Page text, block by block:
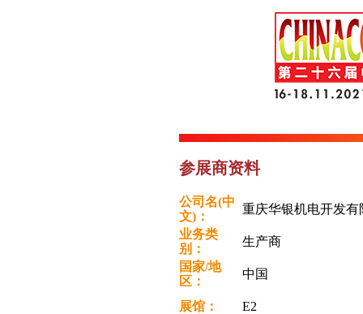
参展商资料
公司名(中
文)：
重庆华银机电开发
业务类
别：
生产商
国家/地
区：
中国
展馆： E2